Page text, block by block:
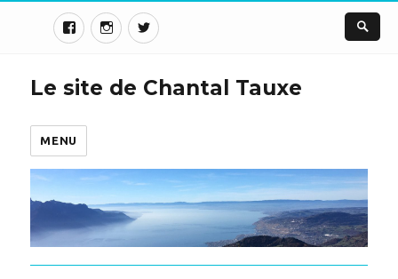
Le site de Chantal Tauxe
MENU